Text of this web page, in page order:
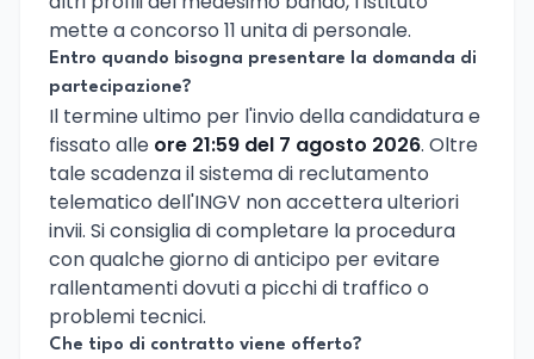
mette a concorso 11 unita di personale.
Entro quando bisogna presentare la domanda di
partecipazione?
Il termine ultimo per l'invio della candidatura e
fissato alle ore 21:59 del 7 agosto 2026. Oltre
tale scadenza il sistema di reclutamento
telematico dell'INGV non accettera ulteriori
invii. Si consiglia di completare la procedura
con qualche giorno di anticipo per evitare
rallentamenti dovuti a picchi di traffico o
problemi tecnici.
Che tipo di contratto viene offerto?